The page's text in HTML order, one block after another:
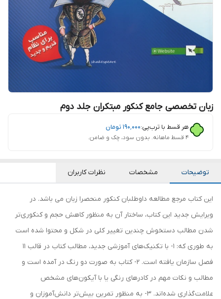
زبان تخصصی جامع کنکور مبتکران جلد دوم
هر قسط با ترب‌پی:۱۹۰٬۰۰۰ تومان
۴ قسط ماهانه. بدون سود، چک و ضامن.
توضیحات مشخصات نظرات کاربران
این کتاب مرجع مطالعه داوطلبان کنکور منحصرا زبان می باشد. در
ویرایش جدید این کتاب، ساختار آن به منظور کاهش حجم و کنکوری‌تر
شدن مطالب دستخوش چندین تغییر کلی در شکل و محتوا شده است
به طوری که: 1- با تکنیک‌های آموزشی جدید، مطالب کتاب در قالب 11
فصل سازمان یافته است. 2- کتاب به صورت دو رنگ در آمده است و
مطالب و نکات مهم در کادرهای رنگی یا با آیکون‌های مشخص
علامت‌گذاری شده‌اند. 3- به منظور تمرین بیش‌تر دانش‌آموزان و